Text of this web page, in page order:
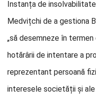
Instanța de
Medvițchi de a gestiona
„să desemneze în
hotărârii de intentare a
reprezentant persoană
interesele societății și